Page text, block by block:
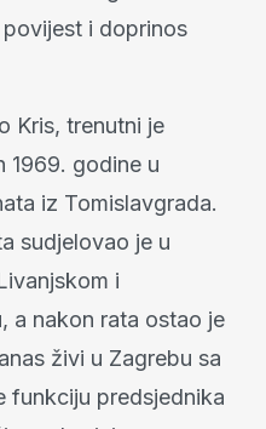
i doprinos
Kris, trenutni je
1969. godine u
iz Tomislavgrada.
sudjelovao je u
i
a nakon rata ostao je
živi u Zagrebu sa
funkciju predsjednika